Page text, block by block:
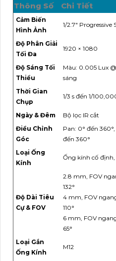
Thông Số Chi Tiết
Cảm Biến
Hình Ảnh
1/2.7" Progressive
Độ Phân Giải
Tối Đa
1920 × 1080
Độ Sáng Tối
Thiểu
Màu: 0.005 Lux
sáng
Thời Gian
Chụp
1/3 s đến 1/
Ngày & Đêm
Bộ lọc IR cắt
Điều Chỉnh
Góc
Pan: 0° đến
đến 360°
Loại Ống
Kính
Ống kính cố
Độ Dài Tiêu
Cự & FOV
2.8 mm, FOV
132°
4 mm, FOV
110°
6 mm, FOV
65°
Loại Gắn
Ống Kính
M12